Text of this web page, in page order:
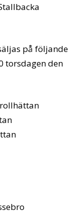
på följande
torsdagen den